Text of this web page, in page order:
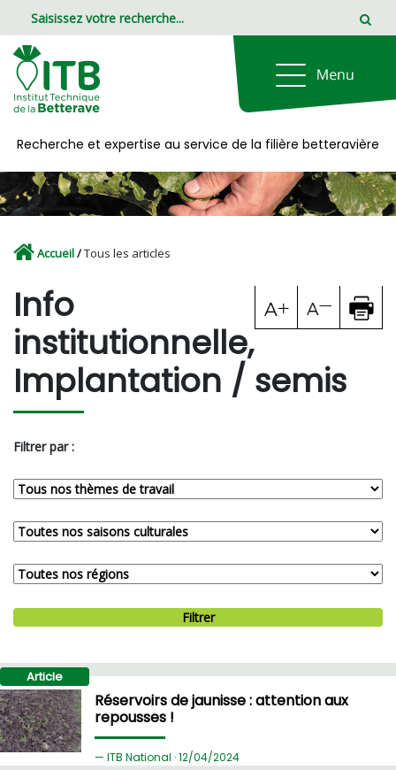
Recherche et expertise au service de la filière betteravière
Accueil/Tous les articles
Info
institutionnelle,
Implantation / semis
Filtrer par :
Filtrer
Article
Réservoirs de jaunisse : attention aux
repousses !
ITB National ·12/04/2024
Panneau de gestion des cookies